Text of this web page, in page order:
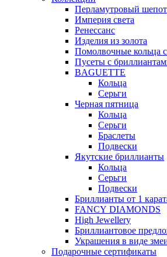
Перламутровый шепот
Империя света
Ренессанс
Изделия из золота
Помолвочные кольца
Пусеты с
BAGUETTE
Кольца
Серьги
Черная пятница
Кольца
Серьги
Браслеты
Подвески
Якутские бриллианты
Кольца
Серьги
Подвески
Бриллианты от 1
FANCY DIAMONDS
High Jewellery
Бриллиантовое
Украшения в виде
Подарочные сертификаты